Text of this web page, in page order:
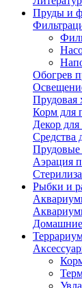
Пруды и
Обогрев
Прудовая
Корм для
Декор для
Средства
Прудовые
Аэрация
Рыбки и
Домашние